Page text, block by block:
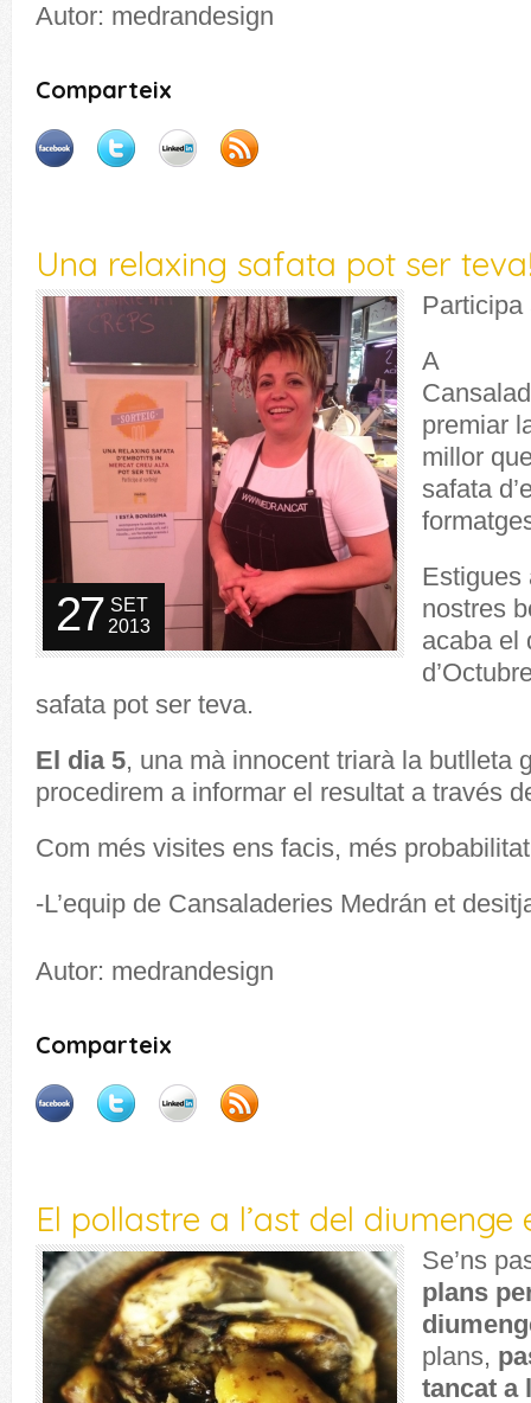
Autor: medrandesign
Comparteix
Una relaxing safata pot ser
SET
2013
27
A
premiar
millor
safata
Estigues
nostres
acaba el
safata pot ser teva.
El dia 5, una mà innocent triarà la butlleta
procedirem a informar el resultat a través
Com més visites ens facis, més
-L’equip de Cansaladeries Medrán et
Autor: medrandesign
Comparteix
El pollastre a l’ast del diumenge
Se’ns
plans
plans,
tancat a